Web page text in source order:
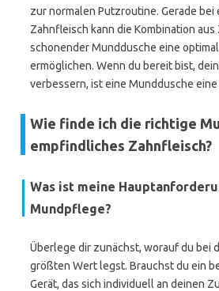
zur normalen Putzroutine. Gerade bei
Zahnfleisch kann die Kombination
schonender Munddusche eine
ermöglichen. Wenn du bereit bist,
verbessern, ist eine Munddusche
Wie finde ich die richtige
empfindliches Zahnfleisch?
Was ist meine
Mundpflege?
Überlege dir zunächst, worauf du bei
größten Wert legst. Brauchst du ein
Gerät, das sich individuell an deinen